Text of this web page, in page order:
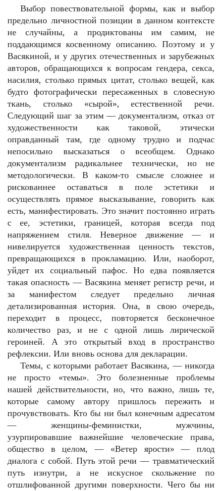
Выбор повествовательной формы, как и выбор
предельно личностной позиции в данном контексте
не случайны, а продиктованы им самим, не
поддающимся косвенному описанию. Поэтому и у
Васякиной, и у других отечественных и зарубежных
авторов, обращающихся к вопросам гендера, секса,
насилия, столько прямых цитат, столько вещей, как
будто фотографически пересаженных в словесную
ткань, столько «сырой», естественной речи.
Следующий шаг за этим — документализм, отказ от
художественности как таковой, этически
оправданный там, где одному трудно и подчас
непосильно высказаться о всеобщем. Однако
документализм радикальнее технически, но не
методологически. В каком-то смысле сложнее и
рискованнее оставаться в поле эстетики и
осуществлять прямое высказывание, говорить как
есть, манифестировать. Это значит постоянно играть
с ее, эстетики, границей, которая всегда под
напряжением стиля. Неверное движение — и
нивелируется художественная ценность текстов,
превращающихся в прокламацию. Или, наоборот,
уйдет их социальный пафос. Но едва появляется
такая опасность — Васякина меняет регистр речи, и
за манифестом следует предельно личная
детализированная история. Она, в свою очередь,
переходит в процесс, повторяется бесконечное
количество раз, и не с одной лишь лирической
героиней. А это открытый вход в пространство
рефлексии. Или вновь основа для декларации.
Темы, с которыми работает Васякина, — никогда
не просто «темы». Это болезненные проблемы
нашей действительности, но, что важно, лишь те,
которые самому автору пришлось пережить и
прочувствовать. Кто бы ни был конечным адресатом
— женщины-феминистки, мужчины,
узурпировавшие важнейшие человеческие права,
общество в целом, — «Ветер ярости» — плод
диалога с собой. Путь этой речи — травматический
путь изнутри, а не искусное скольжение по
отшлифованной другими поверхности. Чего бы ни